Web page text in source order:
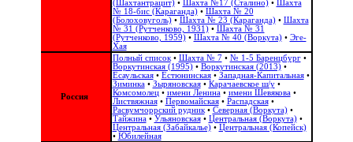
(Шахтантрацит)• Шахта №17 (Сталино)• Шахта
№ 18-бис (Караганда)• Шахта № 20
(Болоховуголь)‎• Шахта № 23 (Караганда)• Шахта
№ 31 (Рутченково, 1931)• Шахта № 31
(Рутченково, 1959)• Шахта № 40 (Воркута)• Эге-
Хая
Россия
Полный список• Шахта № 7• № 1-5 Баренцбург•
Воркутинская (1995)• Воркутинская (2013)•
Есаульская• Естюнинская• Западная-Капитальная•
Зиминка• Зыряновская• Карачаевское ш/у•
Комсомолец• имени Ленина• имени Шевякова•
Листвяжная• Первомайская• Распадская•
Расвумчоррский рудник• Северная (Воркута)•
Тайжина• Ульяновская• Центральная (Воркута)•
Центральная (Забайкалье)• Центральная (Копейск)
• Юбилейная